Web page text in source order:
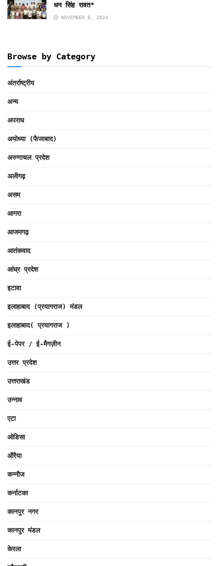
धन सिंह रावत*
NOVEMBER 8, 2024
Browse by Category
अंतर्राष्ट्रीय
अन्य
अपराध
अयोध्या (फैजाबाद)
अरुणाचल प्रदेश
अलीगढ़
असम
आगरा
आजमगढ़
आतंकवाद
आंध्र प्रदेश
इटावा
इलाहाबाद (प्रयागराज) मंडल
इलाहाबाद( प्रयागराज )
ई-पेपर / ई-मैगज़ीन
उत्तर प्रदेश
उत्तराखंड
उन्नाव
एटा
ओडिसा
औरैया
कन्नौज
कर्नाटका
कानपुर नगर
कानपुर मंडल
केरला